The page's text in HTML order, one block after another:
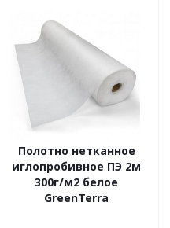
Полотно нетканное
иглопробивное ПЭ 2м
300г/м2 белое
GreenTerra